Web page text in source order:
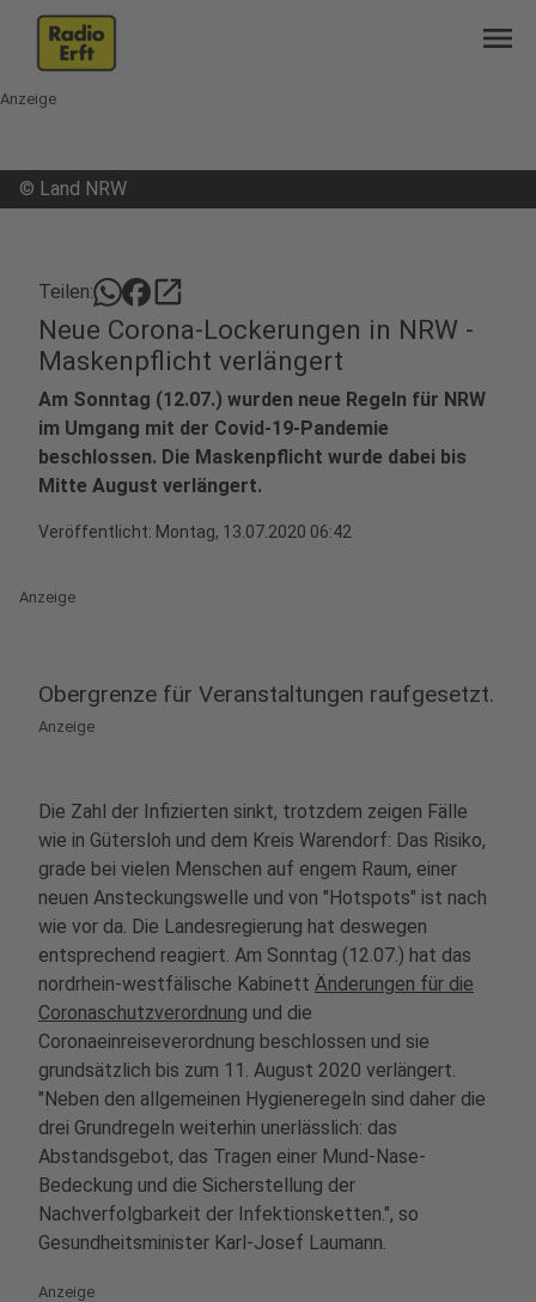
menu
Anzeige
© Land NRW
Teilen: open_in_new
Neue Corona-Lockerungen in NRW -
Maskenpflicht verlängert
Am Sonntag (12.07.) wurden neue Regeln für NRW
im Umgang mit der Covid-19-Pandemie
beschlossen. Die Maskenpflicht wurde dabei bis
Mitte August verlängert.
Veröffentlicht: Montag, 13.07.2020 06:42
Anzeige
Obergrenze für Veranstaltungen raufgesetzt.
Anzeige
Die Zahl der Infizierten sinkt, trotzdem zeigen Fälle
wie in Gütersloh und dem Kreis Warendorf: Das Risiko,
grade bei vielen Menschen auf engem Raum, einer
neuen Ansteckungswelle und von "Hotspots" ist nach
wie vor da. Die Landesregierung hat deswegen
entsprechend reagiert. Am Sonntag (12.07.) hat das
nordrhein-westfälische Kabinett Änderungen für die
Coronaschutzverordnung und die
Coronaeinreiseverordnung beschlossen und sie
grundsätzlich bis zum 11. August 2020 verlängert.
"Neben den allgemeinen Hygieneregeln sind daher die
drei Grundregeln weiterhin unerlässlich: das
Abstandsgebot, das Tragen einer Mund-Nase-
Bedeckung und die Sicherstellung der
Nachverfolgbarkeit der Infektionsketten.", so
Gesundheitsminister Karl-Josef Laumann.
Anzeige